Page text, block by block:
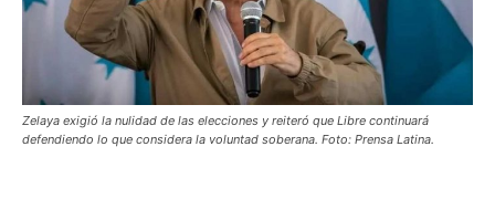
Zelaya exigió la nulidad de las elecciones y reiteró que Libre continuará
defendiendo lo que considera la voluntad soberana. Foto: Prensa Latina.